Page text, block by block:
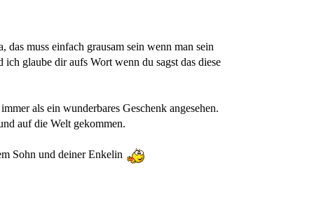
das muss einfach grausam sein wenn man sein
glaube dir aufs Wort wenn du sagst das diese
als ein wunderbares Geschenk angesehen.
auf die Welt gekommen.
Sohn und deiner Enkelin